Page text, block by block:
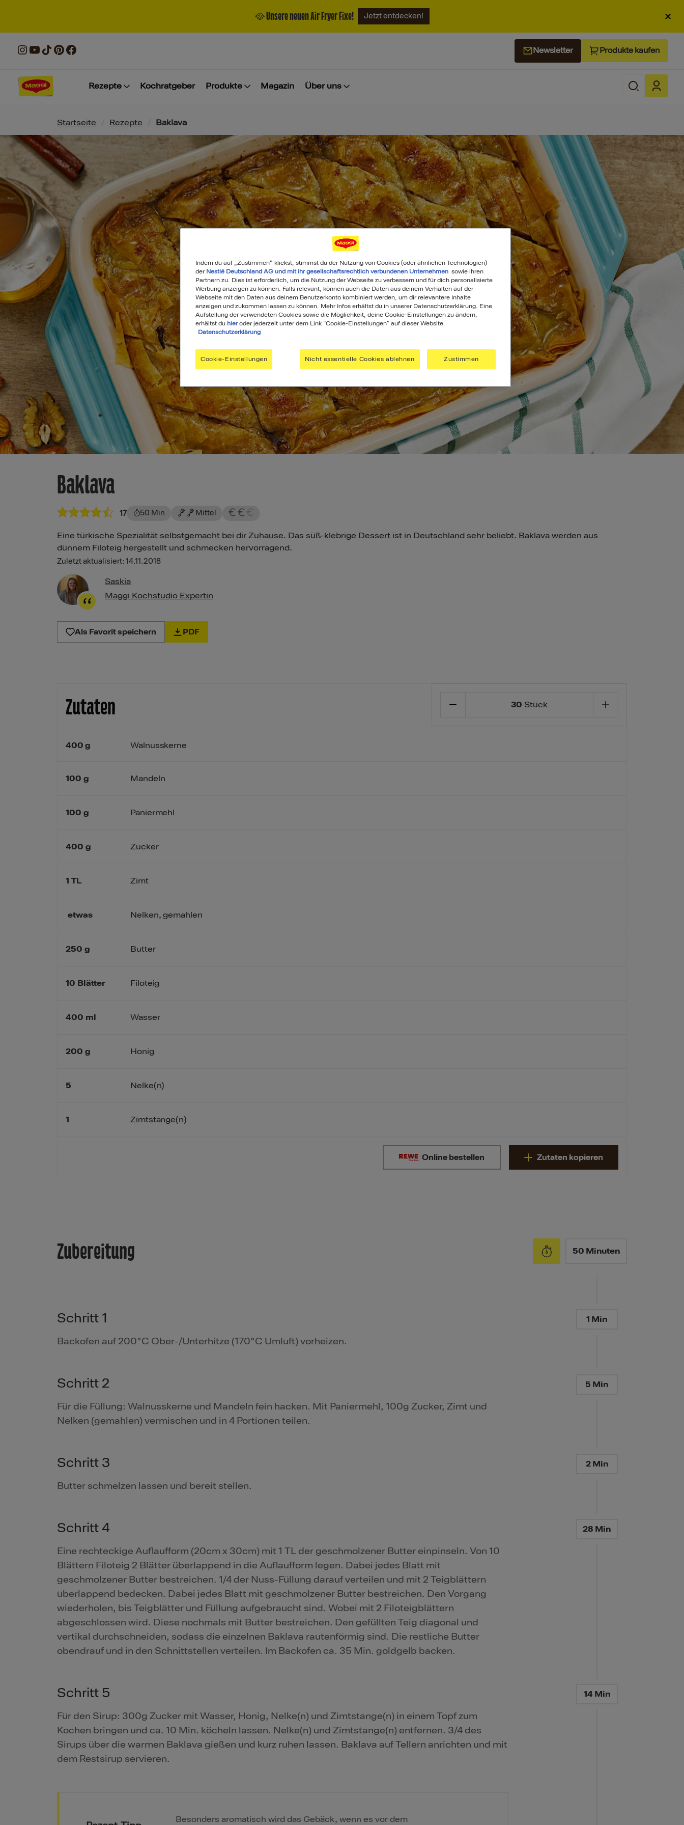
🥘 Unsere neuen Air Fryer Fixe! Jetzt entdecken! ×
Newsletter Produkte kaufen
Rezepte Kochratgeber Produkte Magazin Über uns
Pfadnavigation
Startseite Rezepte Baklava
Baklava
17 50 Min Mittel
Eine türkische Spezialität selbstgemacht bei dir Zuhause. Das süß-klebrige Dessert ist in Deutschland sehr beliebt. Baklava werden aus
dünnem Filoteig hergestellt und schmecken hervorragend.
Zuletzt aktualisiert: 14.11.2018
Saskia
Maggi Kochstudio Expertin
Als Favorit speichern PDF
Zutaten 30 Stück
400 g
100 g
100 g
400 g
1 TL
etwas
250 g
10 Blätter
400 ml
200 g
5
1
Walnusskerne
Mandeln
Paniermehl
Zucker
Zimt
Nelken, gemahlen
Butter
Filoteig
Wasser
Honig
Nelke(n)
Zimtstange(n)
Online bestellen Zutaten kopieren
Zubereitung 50 Minuten
Schritt 1 1 Min
Backofen auf 200°C Ober-/Unterhitze (170°C Umluft) vorheizen.
Schritt 2 5 Min
Für die Füllung: Walnusskerne und Mandeln fein hacken. Mit Paniermehl, 100g Zucker, Zimt und
Nelken (gemahlen) vermischen und in 4 Portionen teilen.
Schritt 3 2 Min
Butter schmelzen lassen und bereit stellen.
Schritt 4 28 Min
Eine rechteckige Auflaufform (20cm x 30cm) mit 1 TL der geschmolzener Butter einpinseln. Von 10
Blättern Filoteig 2 Blätter überlappend in die Auflaufform legen. Dabei jedes Blatt mit
geschmolzener Butter bestreichen. 1/4 der Nuss-Füllung darauf verteilen und mit 2 Teigblättern
überlappend bedecken. Dabei jedes Blatt mit geschmolzener Butter bestreichen. Den Vorgang
wiederholen, bis Teigblätter und Füllung aufgebraucht sind. Wobei mit 2 Filoteigblättern
abgeschlossen wird. Diese nochmals mit Butter bestreichen. Den gefüllten Teig diagonal und
vertikal durchschneiden, sodass die einzelnen Baklava rautenförmig sind. Die restliche Butter
obendrauf und in den Schnittstellen verteilen. Im Backofen ca. 35 Min. goldgelb backen.
Schritt 5 14 Min
Für den Sirup: 300g Zucker mit Wasser, Honig, Nelke(n) und Zimtstange(n) in einem Topf zum
Kochen bringen und ca. 10 Min. köcheln lassen. Nelke(n) und Zimtstange(n) entfernen. 3/4 des
Sirups über die warmen Baklava gießen und kurz ruhen lassen. Baklava auf Tellern anrichten und mit
dem Restsirup servieren.
Besonders aromatisch wird das Gebäck, wenn es vor dem
Indem du auf „Zustimmen“ klickst, stimmst du der Nutzung von Cookies (oder ähnlichen Technologien)
der Nestlé Deutschland AG und mit ihr gesellschaftsrechtlich verbundenen Unternehmen sowie ihren
Partnern zu. Dies ist erforderlich, um die Nutzung der Webseite zu verbessern und für dich personalisierte
Werbung anzeigen zu können. Falls relevant, können auch die Daten aus deinem Verhalten auf der
Webseite mit den Daten aus deinem Benutzerkonto kombiniert werden, um dir relevantere Inhalte
anzeigen und zukommen lassen zu können. Mehr Infos erhältst du in unserer Datenschutzerklärung. Eine
Aufstellung der verwendeten Cookies sowie die Möglichkeit, deine Cookie-Einstellungen zu ändern,
erhältst du hieroder jederzeit unter dem Link "Cookie-Einstellungen" auf dieser Website.
Datenschutzerklärung
Cookie-Einstellungen Nicht essentielle Cookies ablehnen Zustimmen